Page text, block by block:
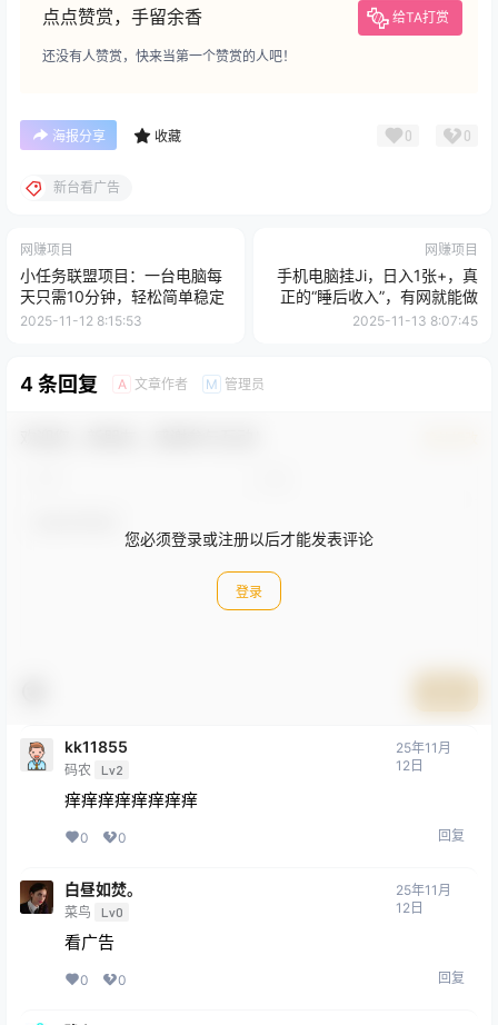
点点赞赏，手留余香 给TA打赏
还没有人赞赏，快来当第一个赞赏的人吧！
海报分享 收藏 0 0
新台看广告
网赚项目
小任务联盟项目：一台电脑每
天只需10分钟，轻松简单稳定
2025-11-12 8:15:53
网赚项目
手机电脑挂Ji，日入1张+，真
正的“睡后收入”，有网就能做
2025-11-13 8:07:45
4 条回复 A 文章作者 M 管理员
您必须登录或注册以后才能发表评论
登录
kk11855
码农 Lv2
25年11月
12日
痒痒痒痒痒痒痒痒
0 0 回复
白昼如焚。
菜鸟 Lv0
25年11月
12日
看广告
0 0 回复